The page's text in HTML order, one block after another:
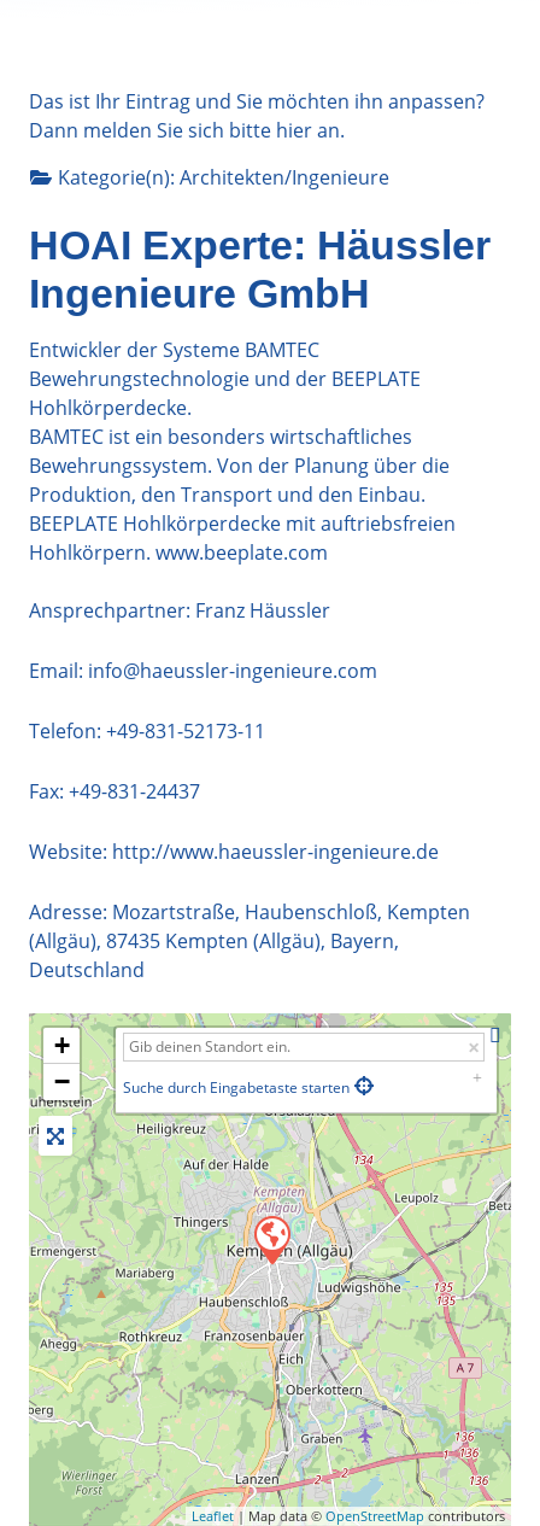
Das ist Ihr Eintrag und Sie möchten ihn anpassen?
Dann melden Sie sich bitte hieran.
Kategorie(n): Architekten/Ingenieure
HOAI Experte: Häussler
Ingenieure GmbH
Entwickler der Systeme BAMTEC
Bewehrungstechnologie und der BEEPLATE
Hohlkörperdecke.
BAMTEC ist ein besonders wirtschaftliches
Bewehrungssystem. Von der Planung über die
Produktion, den Transport und den Einbau.
BEEPLATE Hohlkörperdecke mit auftriebsfreien
Hohlkörpern. www.beeplate.com
Ansprechpartner: Franz Häussler
Email: info@haeussler-ingenieure.com
Telefon: +49-831-52173-11
Fax: +49-831-24437
Website: http://www.haeussler-ingenieure.de
Adresse: Mozartstraße, Haubenschloß, Kempten
(Allgäu), 87435 Kempten (Allgäu), Bayern,
Deutschland
+
−
Suche durch Eingabetaste starten
Leaflet| Map data © OpenStreetMap contributors